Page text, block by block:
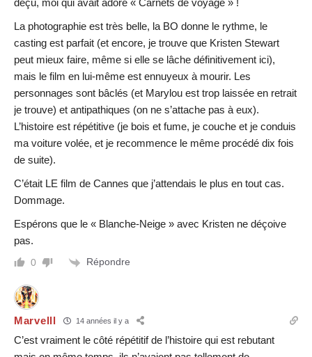
déçu, moi qui avait adoré « Carnets de voyage » !
La photographie est très belle, la BO donne le rythme, le
casting est parfait (et encore, je trouve que Kristen Stewart
peut mieux faire, même si elle se lâche définitivement ici),
mais le film en lui-même est ennuyeux à mourir. Les
personnages sont bâclés (et Marylou est trop laissée en retrait
je trouve) et antipathiques (on ne s’attache pas à eux).
L’histoire est répétitive (je bois et fume, je couche et je conduis
ma voiture volée, et je recommence le même procédé dix fois
de suite).
C’était LE film de Cannes que j’attendais le plus en tout cas.
Dommage.
Espérons que le « Blanche-Neige » avec Kristen ne déçoive
pas.
0 Répondre
Marvelll 14 années il y a
C’est vraiment le côté répétitif de l’histoire qui est rebutant